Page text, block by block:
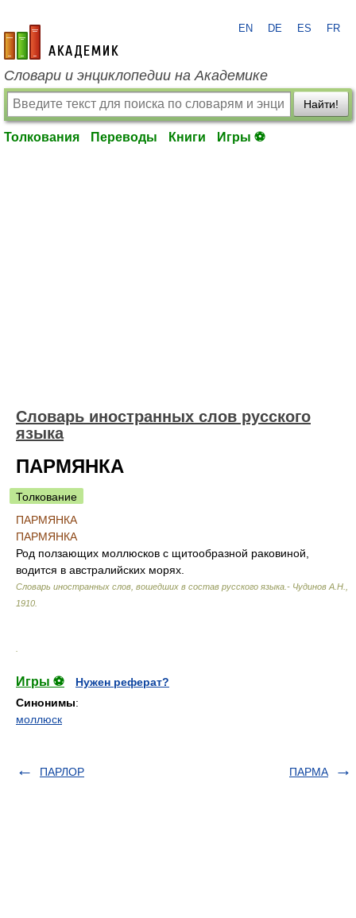
academic.ru
EN DE ES FR
Словари и энциклопедии на Академике
Найти!
Толкования Переводы Книги Игры ⚽
Словарь иностранных слов русского
языка
ПАРМЯНКА
Толкование
ПАРМЯНКА
ПАРМЯНКА
Род ползающих моллюсков с щитообразной раковиной,
водится в австралийских морях.
Словарь иностранных слов, вошедших в состав русского языка.- Чудинов А.Н.
1910
Игры ⚽
Нужен реферат?
Синонимы:
моллюск
ПАРЛОР ПАРМА